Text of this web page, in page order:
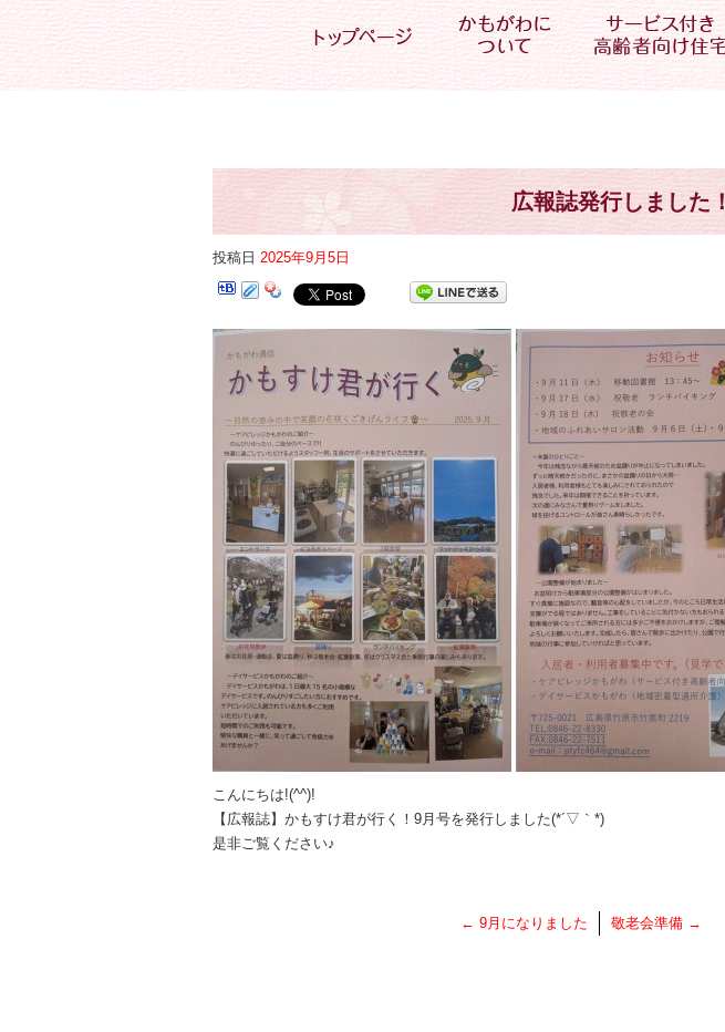
広報誌発行しました！
投稿日 2025年9月5日
こんにちは!(^^)!
【広報誌】かもすけ君が行く！9月号を発行しました(*´▽｀*)
是非ご覧ください♪
← 9月になりました 敬老会準備 →